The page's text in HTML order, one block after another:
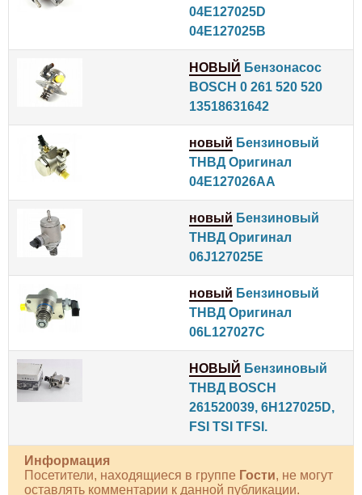
04E127025D
04E127025B
НОВЫЙ Бензонасос
BOSCH 0 261 520 520
13518631642
новый Бензиновый
ТНВД Оригинал
04E127026AA
новый Бензиновый
ТНВД Оригинал
06J127025E
новый Бензиновый
ТНВД Оригинал
06L127027C
НОВЫЙ Бензиновый
ТНВД BOSCH
261520039, 6H127025D,
FSI TSI TFSI.
Информация
Посетители, находящиеся в группе Гости, не могут
оставлять комментарии к данной публикации.